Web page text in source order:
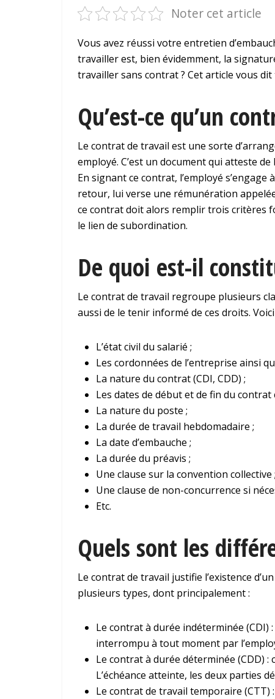
Noter cet article
Vous avez réussi votre entretien
travailler est, bien évidemment, la
travailler sans contrat ? Cet article vous dit
Qu’est-ce qu’un
Le contrat de travail est une sorte
employé. C’est un document qui atteste
En signant ce contrat, l’employé
retour, lui verse une rémunération
ce contrat doit alors remplir trois critères
le lien de subordination.
De quoi est-il
Le contrat de travail regroupe plusieurs
aussi de le tenir informé de ces droits.
L’état civil du salarié ;
Les cordonnées de l’entreprise ainsi
La nature du contrat (CDI, CDD) ;
Les dates de début et de fin du contrat
La nature du poste ;
La durée de travail hebdomadaire ;
La date d’embauche ;
La durée du préavis ;
Une clause sur la convention collective ;
Une clause de non-concurrence si
Etc.
Quels sont les
Le contrat de travail justifie l’existence
plusieurs types, dont principalement :
Le contrat à durée indéterminée
interrompu à tout moment par
Le contrat à durée déterminée (CDD)
L’échéance atteinte, les deux parties
Le contrat de travail temporaire (CTT)